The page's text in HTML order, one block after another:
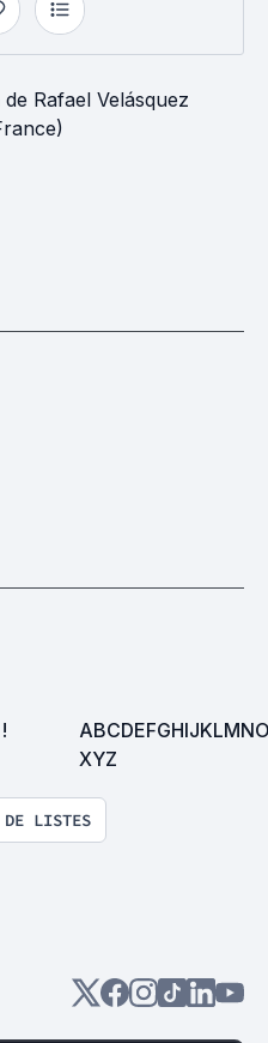
de Rafael Velásquez
XYZ
LISTES